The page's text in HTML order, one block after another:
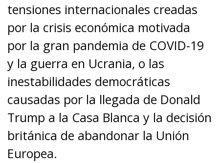
tensiones internacionales creadas
por la crisis económica motivada
por la gran pandemia de COVID-19
y la guerra en Ucrania, o las
inestabilidades democráticas
causadas por la llegada de Donald
Trump a la Casa Blanca y la decisión
británica de abandonar la Unión
Europea.